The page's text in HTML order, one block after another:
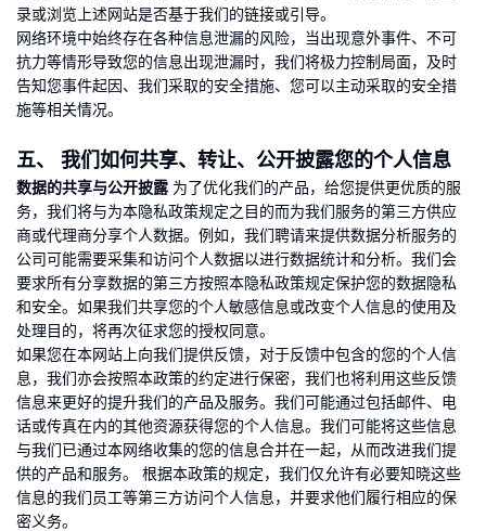
录或浏览上述网站是否基于我们的链接或引导。
网络环境中始终存在各种信息泄漏的风险，当出现意外事件、不可
抗力等情形导致您的信息出现泄漏时，我们将极力控制局面，及时
告知您事件起因、我们采取的安全措施、您可以主动采取的安全措
施等相关情况。
五、 我们如何共享、转让、公开披露您的个人信息
数据的共享与公开披露为了优化我们的产品，给您提供更优质的服
务，我们将与为本隐私政策规定之目的而为我们服务的第三方供应
商或代理商分享个人数据。例如，我们聘请来提供数据分析服务的
公司可能需要采集和访问个人数据以进行数据统计和分析。我们会
要求所有分享数据的第三方按照本隐私政策规定保护您的数据隐私
和安全。如果我们共享您的个人敏感信息或改变个人信息的使用及
处理目的，将再次征求您的授权同意。
如果您在本网站上向我们提供反馈，对于反馈中包含的您的个人信
息，我们亦会按照本政策的约定进行保密，我们也将利用这些反馈
信息来更好的提升我们的产品及服务。我们可能通过包括邮件、电
话或传真在内的其他资源获得您的个人信息。我们可能将这些信息
与我们已通过本网络收集的您的信息合并在一起，从而改进我们提
供的产品和服务。 根据本政策的规定，我们仅允许有必要知晓这些
信息的我们员工等第三方访问个人信息，并要求他们履行相应的保
密义务。